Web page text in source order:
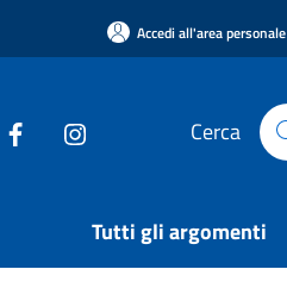
Accedi all'area personale
Cerca
Tutti gli argomenti